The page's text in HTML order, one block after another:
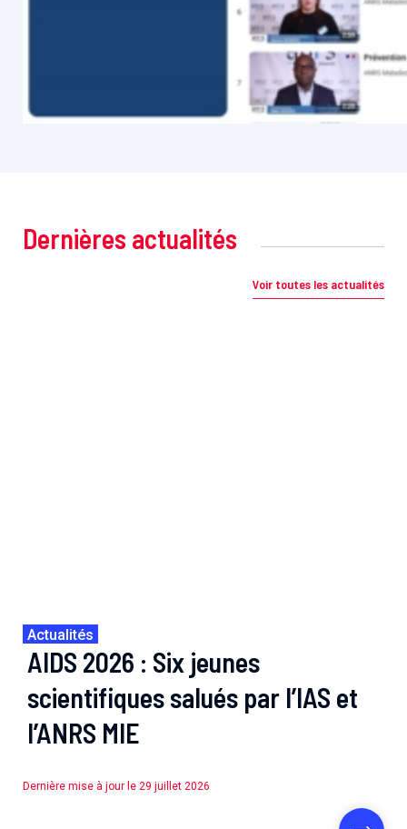
Dernières actualités
Voir toutes les actualités
Actualités
AIDS 2026 : Six jeunes
scientifiques salués par l’IAS et
l’ANRS MIE
Dernière mise à jour le 29 juillet 2026